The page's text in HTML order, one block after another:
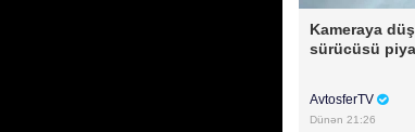
Kameraya
sürücüsü
AvtosferTV
Dünən 21:26